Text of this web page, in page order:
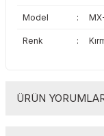
Model :
Renk :
ÜRÜN